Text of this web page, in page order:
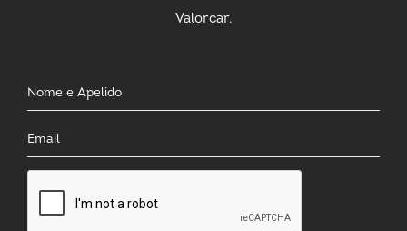
Valorcar.